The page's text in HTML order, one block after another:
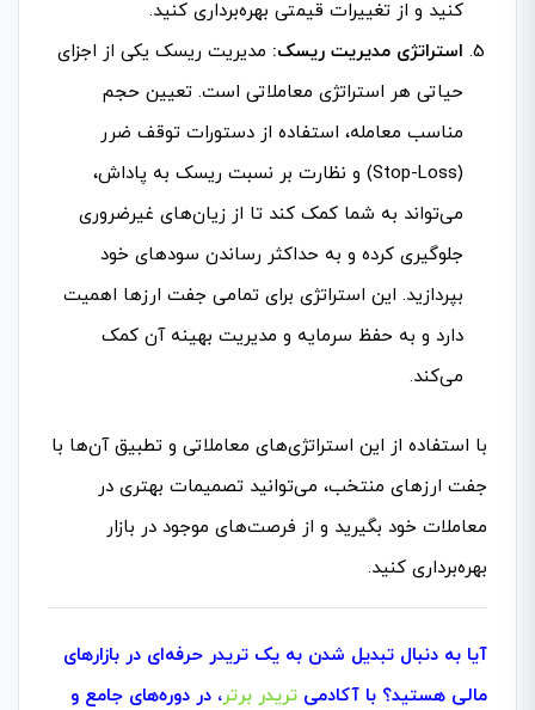
کنید و از تغییرات قیمتی بهره‌برداری کنید.
استراتژی مدیریت ریسک: مدیریت ریسک یکی از اجزای
حیاتی هر استراتژی معاملاتی است. تعیین حجم
مناسب معامله، استفاده از دستورات توقف ضرر
(Stop-Loss) و نظارت بر نسبت ریسک به پاداش،
می‌تواند به شما کمک کند تا از زیان‌های غیرضروری
جلوگیری کرده و به حداکثر رساندن سودهای خود
بپردازید. این استراتژی برای تمامی جفت ارزها اهمیت
دارد و به حفظ سرمایه و مدیریت بهینه آن کمک
می‌کند.
با استفاده از این استراتژی‌های معاملاتی و تطبیق آن‌ها با
جفت ارزهای منتخب، می‌توانید تصمیمات بهتری در
معاملات خود بگیرید و از فرصت‌های موجود در بازار
بهره‌برداری کنید.
آیا به دنبال تبدیل شدن به یک تریدر حرفه‌ای در بازارهای
مالی هستید؟ با آکادمی تریدر برتر، در دوره‌های جامع و